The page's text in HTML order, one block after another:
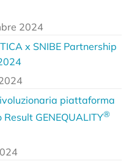
2024
x SNIBE Partnership
piattaforma
Result GENEQUALITY®